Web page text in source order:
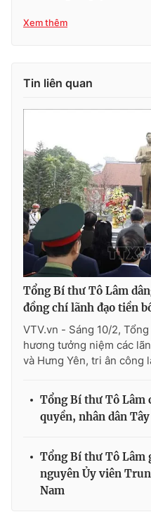
Xem thêm
Tin liên quan
Tổng Bí thư Tô Lâm
đồng chí lãnh đạo tiền
VTV.vn - Sáng 10/2,
hương tưởng niệm các
và Hưng Yên, tri ân công
Tổng Bí thư Tô Lâm
quyền, nhân dân
Tổng Bí thư Tô Lâm
nguyên Ủy viên
Nam